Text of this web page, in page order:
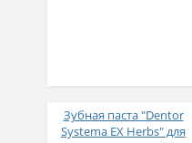
Зубная паста "Dentor
Systema EX Herbs" для